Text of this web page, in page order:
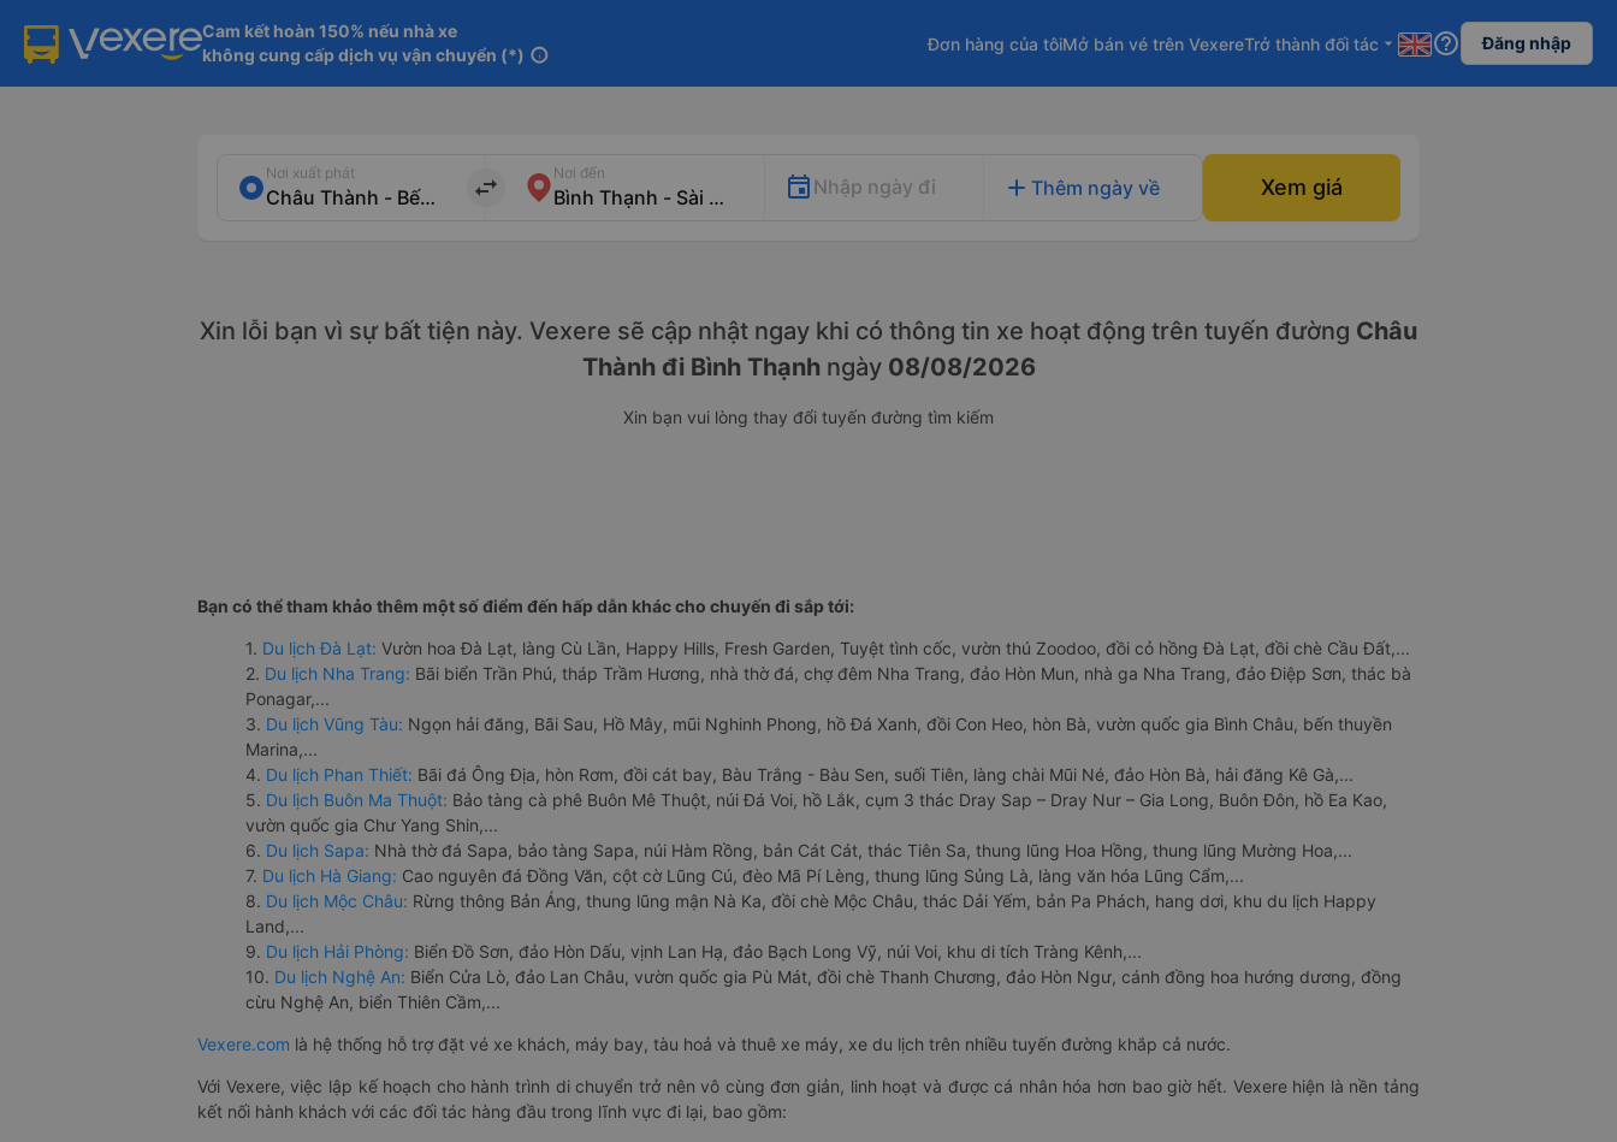
Cam kết hoàn 150% nếu nhà xe
không cung cấp dịch vụ vận chuyển (*) info
Đơn hàng của tôiMở bán vé trên VexereTrở thành đối tác arrow_drop_down help_outline Đăng nhập
Nơi xuất phát
import_export
Nơi đến
Nhập ngày đi add Thêm ngày về Xem giá
Xin lỗi bạn vì sự bất tiện này. Vexere sẽ cập nhật ngay khi có thông tin xe hoạt động trên tuyến đường Châu
Thành đi Bình Thạnhngày 08/08/2026
Xin bạn vui lòng thay đổi tuyến đường tìm kiếm
Bạn có thể tham khảo thêm một số điểm đến hấp dẫn khác cho chuyến đi sắp tới:
1. Du lịch Đà Lạt: Vườn hoa Đà Lạt, làng Cù Lần, Happy Hills, Fresh Garden, Tuyệt tình cốc, vườn thú Zoodoo, đồi cỏ hồng Đà Lạt, đồi chè Cầu Đất,...
2. Du lịch Nha Trang: Bãi biển Trần Phú, tháp Trầm Hương, nhà thờ đá, chợ đêm Nha Trang, đảo Hòn Mun, nhà ga Nha Trang, đảo Điệp Sơn, thác bà
Ponagar,...
3. Du lịch Vũng Tàu: Ngọn hải đăng, Bãi Sau, Hồ Mây, mũi Nghinh Phong, hồ Đá Xanh, đồi Con Heo, hòn Bà, vườn quốc gia Bình Châu, bến thuyền
Marina,...
4. Du lịch Phan Thiết: Bãi đá Ông Địa, hòn Rơm, đồi cát bay, Bàu Trắng - Bàu Sen, suối Tiên, làng chài Mũi Né, đảo Hòn Bà, hải đăng Kê Gà,...
5. Du lịch Buôn Ma Thuột: Bảo tàng cà phê Buôn Mê Thuột, núi Đá Voi, hồ Lắk, cụm 3 thác Dray Sap – Dray Nur – Gia Long, Buôn Đôn, hồ Ea Kao,
vườn quốc gia Chư Yang Shin,...
6. Du lịch Sapa: Nhà thờ đá Sapa, bảo tàng Sapa, núi Hàm Rồng, bản Cát Cát, thác Tiên Sa, thung lũng Hoa Hồng, thung lũng Mường Hoa,...
7. Du lịch Hà Giang: Cao nguyên đá Đồng Văn, cột cờ Lũng Cú, đèo Mã Pí Lèng, thung lũng Sủng Là, làng văn hóa Lũng Cẩm,...
8. Du lịch Mộc Châu: Rừng thông Bản Áng, thung lũng mận Nà Ka, đồi chè Mộc Châu, thác Dải Yếm, bản Pa Phách, hang dơi, khu du lịch Happy
Land,...
9. Du lịch Hải Phòng: Biển Đồ Sơn, đảo Hòn Dấu, vịnh Lan Hạ, đảo Bạch Long Vỹ, núi Voi, khu di tích Tràng Kênh,...
10. Du lịch Nghệ An: Biển Cửa Lò, đảo Lan Châu, vườn quốc gia Pù Mát, đồi chè Thanh Chương, đảo Hòn Ngư, cánh đồng hoa hướng dương, đồng
cừu Nghệ An, biển Thiên Cầm,...
Vexere.com là hệ thống hỗ trợ đặt vé xe khách, máy bay, tàu hoả và thuê xe máy, xe du lịch trên nhiều tuyến đường khắp cả nước.
Với Vexere, việc lập kế hoạch cho hành trình di chuyển trở nên vô cùng đơn giản, linh hoạt và được cá nhân hóa hơn bao giờ hết. Vexere hiện là nền tảng
kết nối hành khách với các đối tác hàng đầu trong lĩnh vực đi lại, bao gồm: